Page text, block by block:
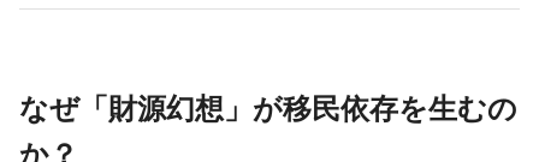
なぜ「財源幻想」が移民依存を生むの
か？